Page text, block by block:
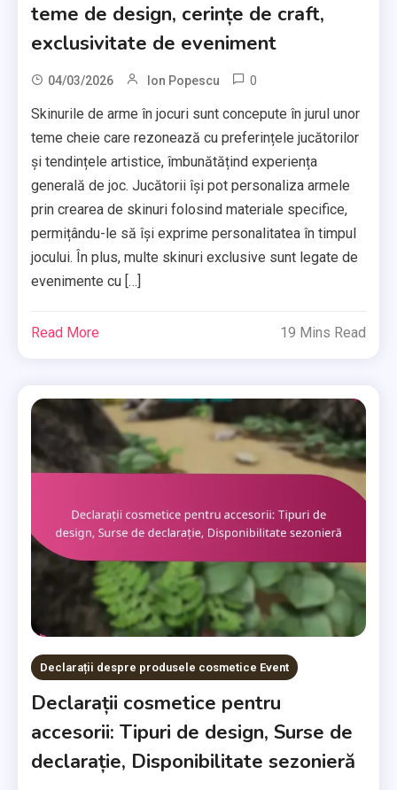
teme de design, cerințe de craft,
exclusivitate de eveniment
04/03/2026 Ion Popescu 0
Skinurile de arme în jocuri sunt concepute în jurul unor
teme cheie care rezonează cu preferințele jucătorilor
și tendințele artistice, îmbunătățind experiența
generală de joc. Jucătorii își pot personaliza armele
prin crearea de skinuri folosind materiale specifice,
permițându-le să își exprime personalitatea în timpul
jocului. În plus, multe skinuri exclusive sunt legate de
evenimente cu […]
Read More 19 Mins Read
Declarații despre produsele cosmetice Event
Declarații cosmetice pentru
accesorii: Tipuri de design, Surse de
declarație, Disponibilitate sezonieră